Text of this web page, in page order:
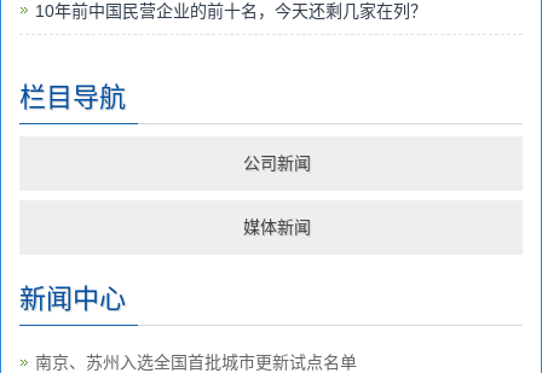
10年前中国民营企业的前十名，今天还剩几家在列？
栏目导航
公司新闻
媒体新闻
新闻中心
南京、苏州入选全国首批城市更新试点名单